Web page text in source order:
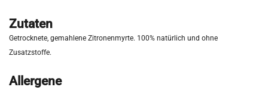
Zutaten
Getrocknete, gemahlene Zitronenmyrte. 100% natürlich und ohne
Zusatzstoffe.
Allergene